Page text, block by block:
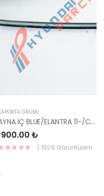
GRUBU
AYNA İÇ BLUE/ELANTRA 11-/CEED 10-/RİO 12-/SPORTAGE 11- 85101-3X100-HMC
₺
( 1509 Görüntüleme )